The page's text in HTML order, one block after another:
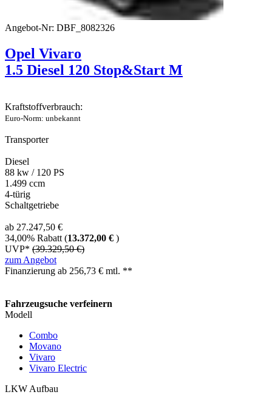
Angebot-Nr: DBF_8082326
Opel Vivaro
1.5 Diesel 120 Stop&Start M
Kraftstoffverbrauch:
Euro-Norm: unbekannt
Transporter
Diesel
88 kw / 120 PS
1.499 ccm
4-türig
Schaltgetriebe
ab 27.247,50 €
34,00% Rabatt (13.372,00 € )
UVP* (39.329,50 €)
zum Angebot
Finanzierung ab 256,73 € mtl. **
Fahrzeugsuche verfeinern
Modell
Combo
Movano
Vivaro
Vivaro Electric
LKW Aufbau